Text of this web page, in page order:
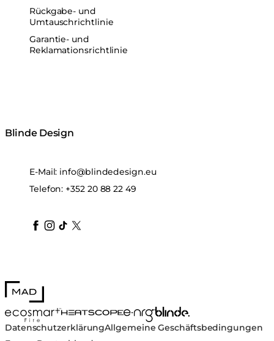
Rückgabe- und
Umtauschrichtlinie
Garantie- und
Reklamationsrichtlinie
Blinde Design
E-Mail: info@blindedesign.eu
Telefon: +352 20 88 22 49
blindedesign
blindedesign
blindedesign
blinde-design
blindedesign
MAD Design
EcoSmart FireHEATSCOPE® Heaters
e-NRG Bioethanol
Blinde Design
DatenschutzerklärungAllgemeine Geschäftsbedingungen